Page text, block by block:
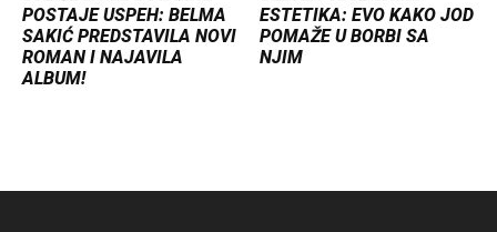
POSTAJE USPEH: BELMA
SAKIĆ PREDSTAVILA NOVI
ROMAN I NAJAVILA
ALBUM!
ESTETIKA: EVO KAKO JOD
POMAŽE U BORBI SA
NJIM